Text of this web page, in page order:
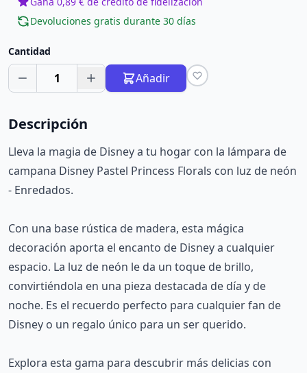
Devoluciones gratis durante 30 días
Cantidad
1 Añadir
Descripción
Lleva la magia de Disney a tu hogar con la lámpara de
campana Disney Pastel Princess Florals con luz de neón
- Enredados.
Con una base rústica de madera, esta mágica
decoración aporta el encanto de Disney a cualquier
espacio. La luz de neón le da un toque de brillo,
convirtiéndola en una pieza destacada de día y de
noche. Es el recuerdo perfecto para cualquier fan de
Disney o un regalo único para un ser querido.
Explora esta gama para descubrir más delicias con